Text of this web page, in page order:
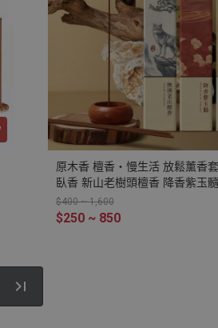
黃金綠棋楠 加里曼丹
原木香 檀香・慢生活 放鬆薰香
臥香 新山老樹頭檀香 降香紫玉髓
山檀香 無助燃劑 無香精 不薰鼻
原木製作
$400 ~ 1,600
$250 ~ 850